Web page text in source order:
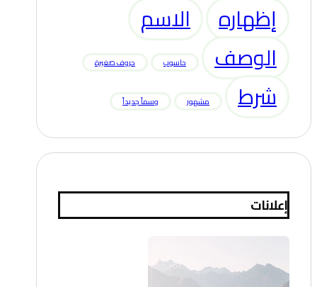
إظهاره
الاسم
الوصف
حاسوب حروف صغيرة
شرط مشهور وسماً جديداً
إعلانات